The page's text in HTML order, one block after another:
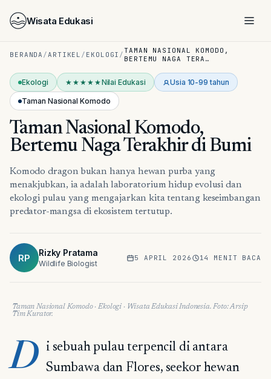
Wisata Edukasi
BERANDA /ARTIKEL / EKOLOGI /TAMAN NASIONAL KOMODO,
BERTEMU NAGA TERA…
Ekologi ★★★★★Nilai Edukasi Usia 10-99 tahun
Taman Nasional Komodo
Taman Nasional Komodo,
Bertemu Naga Terakhir di Bumi
Komodo dragon bukan hanya hewan purba yang
menakjubkan, ia adalah laboratorium hidup evolusi dan
ekologi pulau yang mengajarkan kita tentang keseimbangan
predator-mangsa di ekosistem tertutup.
RP Rizky Pratama
Wildlife Biologist
5 APRIL 2026 14 MENIT BACA
Taman Nasional Komodo
INDONESIA
Taman Nasional Komodo·Ekologi · Wisata Edukasi Indonesia. Foto: Arsip
Tim Kurator.
Di sebuah pulau terpencil di antara Sumbawa dan Flores, seekor hewan